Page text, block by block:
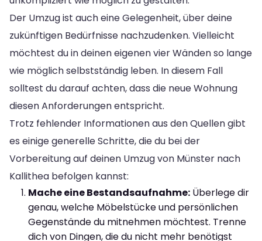
Der Umzug ist auch eine Gelegenheit, über deine
zukünftigen Bedürfnisse nachzudenken. Vielleicht
möchtest du in deinen eigenen vier Wänden so lange
wie möglich selbstständig leben. In diesem Fall
solltest du darauf achten, dass die neue Wohnung
diesen Anforderungen entspricht.
Trotz fehlender Informationen aus den Quellen gibt
es einige generelle Schritte, die du bei der
Vorbereitung auf deinen Umzug von Münster nach
Kallithea befolgen kannst:
Mache eine Bestandsaufnahme: Überlege dir
genau, welche Möbelstücke und persönlichen
Gegenstände du mitnehmen möchtest. Trenne
dich von Dingen, die du nicht mehr benötigst